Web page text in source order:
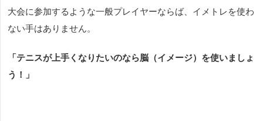
大会に参加するような一般プレイヤーならば、イメトレを使わ
ない手はありません。
「テニスが上手くなりたいのなら脳 （イメージ）を使いましょ
う！」